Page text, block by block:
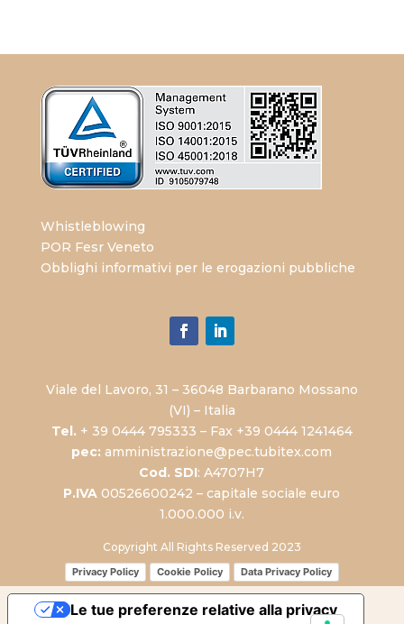
Whistleblowing
POR Fesr Veneto
Obblighi informativi per le erogazioni pubbliche
Viale del Lavoro, 31 – 36048 Barbarano Mossano
(VI) – Italia
Tel. + 39 0444 795333 – Fax +39 0444 1241464
pec: amministrazione@pec.tubitex.com
Cod. SDI: A4707H7
P.IVA 00526600242 – capitale sociale euro
1.000.000 i.v.
Copyright All Rights Reserved 2023
Privacy Policy Cookie Policy Data Privacy Policy
Le tue preferenze relative alla privacy